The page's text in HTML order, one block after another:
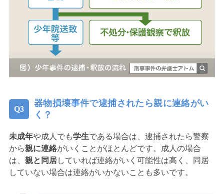
器物損壊事件で逮捕されたら親に連絡がい
く？
未成年や成人でも学生である場合は、逮捕されたら警察
から親に連絡がいくことがほとんどです。成人の場合
は、 親と同居していれば連絡がいく可能性は高く、同居
していない場合は連絡がいかないことも多いです。